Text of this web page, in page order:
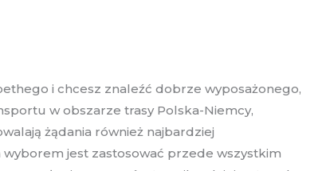
i chcesz znaleźć dobrze wyposażonego,
w obszarze trasy Polska-Niemcy,
żądania również najbardziej
jest zastosować przede wszystkim